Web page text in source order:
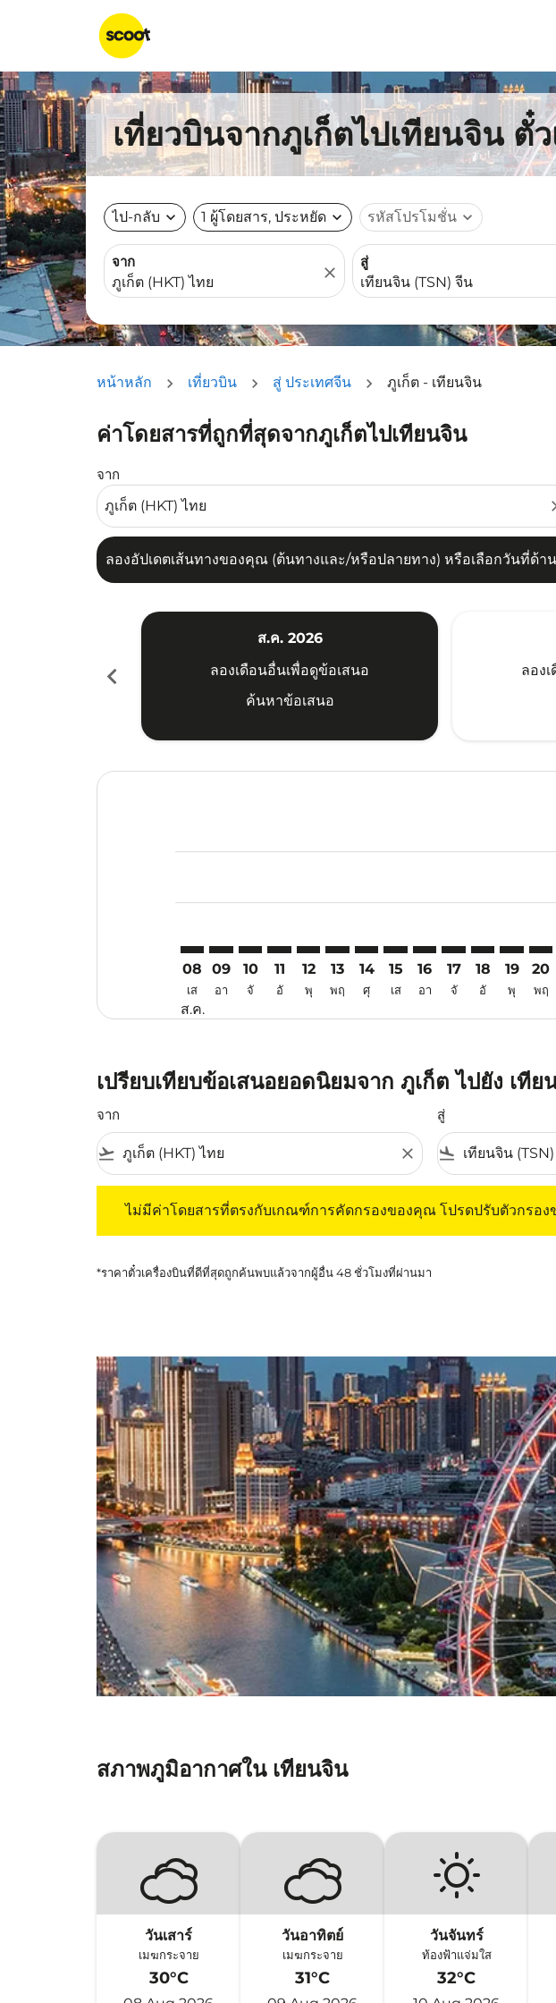
เที่ยวบินจากภูเก็ตไปเทียนจิน ตั๋
ไป-กลับ expand_more 1 ผู้โดยสาร, ประหยัด expand_more รหัสโปรโมชั่น expand_more
จาก
close
สู่
หน้าหลัก เที่ยวบิน สู่ ประเทศจีน ภูเก็ต - เทียนจิน
ค่าโดยสารที่ถูกที่สุดจากภูเก็ตไปเทียนจิน
จาก
ลองอัปเดตเส้นทางของคุณ (ต้นทางและ/หรือปลายทาง) หรือเลือกวันที่ด้า
ลองอัปเดตเส้นทางของคุณ (ต้นทางและ/หรือปลายทาง) หรือเลือกวันที่ด้านล่
chevron_left
ส.ค. 2026
ลองเดือนอื่นเพื่อดูข้อเสนอ
ค้นหาข้อเสนอ
ลอง
08
เส
ส.ค.
09
อา
10
จั
11
อั
12
พุ
13
พฤ
14
ศุ
15
เส
16
อา
17
จั
18
อั
19
พุ
20
พฤ
เปรียบเทียบข้อเสนอยอดนิยมจาก ภูเก็ต ไปยัง เทีย
จาก
flight_takeoff close
สู่
flight_land
ไม่มีค่าโดยสารที่ตรงกับเกณฑ์การคัดกรองของคุณ โปรดปรับตัวกรอ
*ราคาตั๋วเครื่องบินที่ดีที่สุดถูกค้นพบแล้วจากผู้อื่น 48 ชั่วโมงที่ผ่านมา
สภาพภูมิอากาศใน เทียนจิน
วันเสาร์
เมฆกระจาย
30°C
วันอาทิตย์
เมฆกระจาย
31°C
วันจันทร์
ท้องฟ้าแจ่มใส
32°C